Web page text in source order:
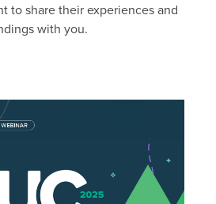
to share their experiences and
with you.